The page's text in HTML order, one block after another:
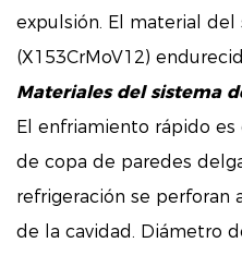
expulsión. El material
(X153CrMoV12)
Materiales del sistema
El enfriamiento rápido
de copa de paredes
refrigeración se perforan
de la cavidad. Diámetro